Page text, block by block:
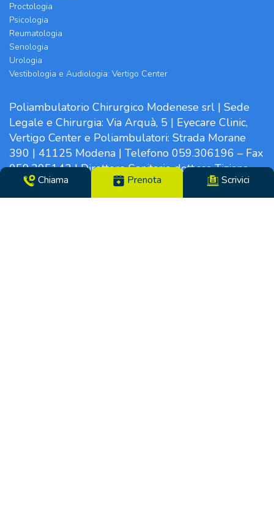
Proctologia
Psicologia
Reumatologia
Senologia
Urologia
Vestibologia e Audiologia: Vertigo Center
Poliambulatorio Chirurgico Modenese srl | Sede
Legale e Chirurgia: Via Arquà, 5 | Eyecare Clinic,
Vertigo Center e Poliambulatori: Strada Morane
390 | 41125 Modena | Telefono 059.306196 – Fax
059.305142 | Direttore Sanitario dott.ssa Tiziana
Paglia | CF/N°REG. IMP. 02319560369 | P.IVA
14365250969 – Cap. Soc. €100000,00 i.v. – REA
Chiama Prenota Scrivici